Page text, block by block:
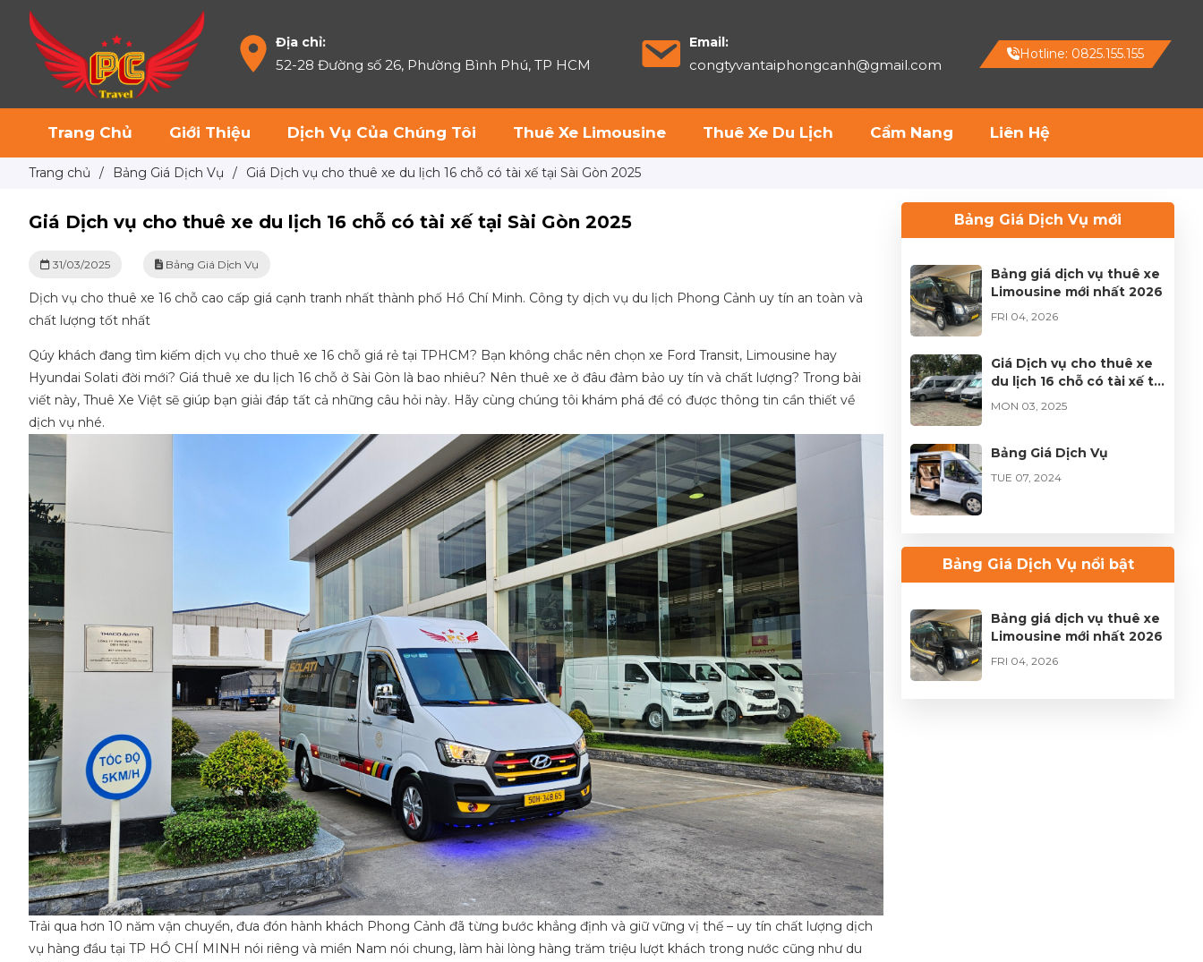
Địa chỉ:
52-28 Đường số 26, Phường Bình Phú, TP HCM
Email:
congtyvantaiphongcanh@gmail.com
Hotline: 0825.155.155
Trang Chủ Giới Thiệu Dịch Vụ Của Chúng Tôi Thuê Xe Limousine Thuê Xe Du Lịch Cẩm Nang Liên Hệ
Trang chủ / Bảng Giá Dịch Vụ / Giá Dịch vụ cho thuê xe du lịch 16 chỗ có tài xế tại Sài Gòn 2025
Giá Dịch vụ cho thuê xe du lịch 16 chỗ có tài xế tại Sài Gòn 2025
31/03/2025 Bảng Giá Dịch Vụ
Dịch vụ cho thuê xe 16 chỗ cao cấp giá cạnh tranh nhất thành phố Hồ Chí Minh. Công ty dịch vụ du lịch Phong Cảnh uy tín an toàn và
chất lượng tốt nhất
Qúy khách đang tìm kiếm dịch vụ cho thuê xe 16 chỗ giá rẻ tại TPHCM? Bạn không chắc nên chọn xe Ford Transit, Limousine hay
Hyundai Solati đời mới? Giá thuê xe du lịch 16 chỗ ở Sài Gòn là bao nhiêu? Nên thuê xe ở đâu đảm bảo uy tín và chất lượng? Trong bài
viết này, Thuê Xe Việt sẽ giúp bạn giải đáp tất cả những câu hỏi này. Hãy cùng chúng tôi khám phá để có được thông tin cần thiết về
dịch vụ nhé.
Trải qua hơn 10 năm vận chuyển, đưa đón hành khách Phong Cảnh đã từng bước khẳng định và giữ vững vị thế – uy tín chất lượng dịch
vụ hàng đầu tại TP HỒ CHÍ MINH nói riêng và miền Nam nói chung, làm hài lòng hàng trăm triệu lượt khách trong nước cũng như du
Bảng Giá Dịch Vụ mới
Bảng giá dịch vụ thuê xe
Limousine mới nhất 2026
FRI 04, 2026
Giá Dịch vụ cho thuê xe
du lịch 16 chỗ có tài xế tại
Sài Gòn 2025
MON 03, 2025
Bảng Giá Dịch Vụ
TUE 07, 2024
Bảng Giá Dịch Vụ nổi bật
Bảng giá dịch vụ thuê xe
Limousine mới nhất 2026
FRI 04, 2026